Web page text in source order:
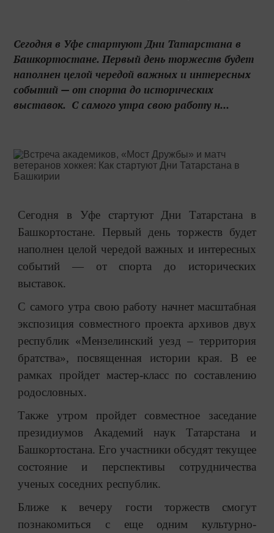
Сегодня в Уфе стартуют Дни Татарстана в
Башкортостане. Первый день торжеств будет
наполнен целой чередой важных и интересных
событий — от спорта до исторических
выставок. С самого утра свою работу н...
Сегодня в Уфе стартуют Дни Татарстана в
Башкортостане. Первый день торжеств будет
наполнен целой чередой важных и интересных
событий — от спорта до исторических
выставок.
С самого утра свою работу начнет масштабная
экспозиция совместного проекта архивов двух
республик «Мензелинский уезд – территория
братства», посвященная истории края. В ее
рамках пройдет мастер-класс по составлению
родословных.
Также утром пройдет совместное заседание
президиумов Академий наук Татарстана и
Башкортостана. Его участники обсудят текущее
состояние и перспективы сотрудничества
ученых соседних республик.
Ближе к вечеру гости торжеств смогут
познакомиться с еще одним культурно-